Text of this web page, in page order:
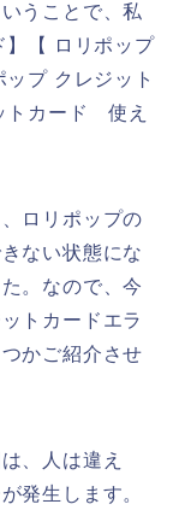
うことで、私
】【 ロリポップ
プ クレジット
トカード 使え
ロリポップの
ない状態にな
。なので、今
トカードエラ
かご紹介させ
、人は違え
発生します。